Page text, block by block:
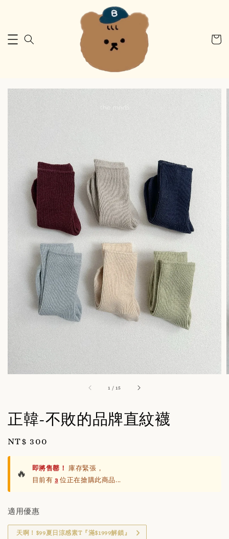
1 /15
正韓-不敗的品牌直紋襪
Regular
price
NT$ 300
🔥 即將售罄！
庫存緊張，
目前有3 位正在搶購此商品...
適用優惠
天啊！$99夏日涼感素T『滿$1999解鎖』